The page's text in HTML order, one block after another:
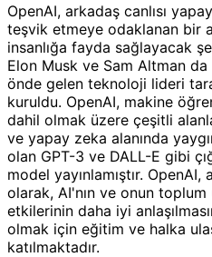
OpenAI, arkadaş canlısı
teşvik etmeye odaklanan bir
insanlığa fayda sağlayacak
Elon Musk ve Sam Altman
önde gelen teknoloji lideri
kuruldu. OpenAI, makine
dahil olmak üzere çeşitli
ve yapay zeka alanında
olan GPT-3 ve DALL-E gibi
model yayınlamıştır.
olarak, AI'nın ve onun
etkilerinin daha iyi
olmak için eğitim ve halka
katılmaktadır.